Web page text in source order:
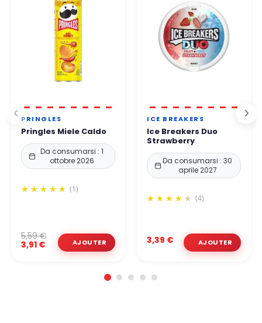
PRINGLES
Pringles Miele Caldo
Da consumarsi : 1
ottobre 2026
(1)
3,91 €
5,59 €
ICE BREAKERS
Ice Breakers Duo
Strawberry
Da consumarsi : 30
aprile 2027
(4)
3,39 €